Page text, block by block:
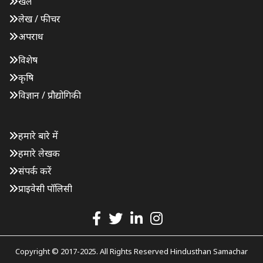
लेख / फीचर
अपराध
विशेष
कृषि
विज्ञान / प्रौद्योगिकी
हमारे बारे में
हमारे लेखक
संपर्क करें
प्राइवेसी पॉलिसी
Copyright © 2017-2025. All Rights Reserved Hindusthan Samachar